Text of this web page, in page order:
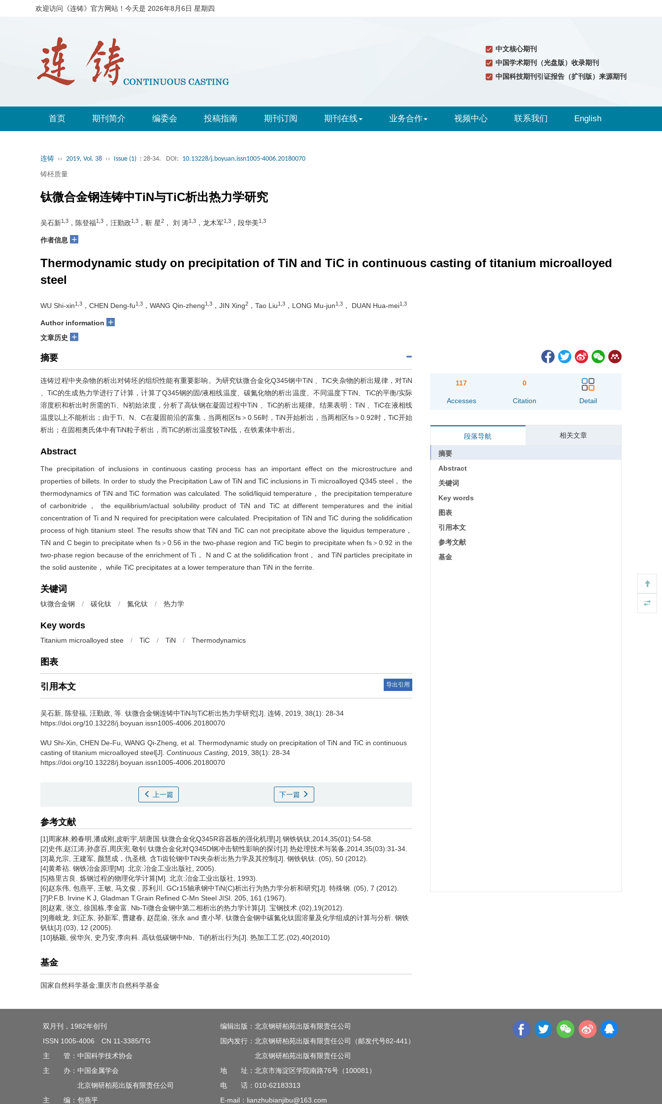
欢迎访问《连铸》官方网站！今天是 2026年8月6日 星期四
中文核心期刊
中国学术期刊（光盘版）收录期刊
中国科技期刊引证报告（扩刊版）来源期刊
首页 期刊简介 编委会 投稿指南 期刊订阅 期刊在线 业务合作 视频中心 联系我们 English
连铸 ›› 2019, Vol. 38 ›› Issue (1) : 28-34. DOI: 10.13228/j.boyuan.issn1005-4006.20180070
铸柸质量
钛微合金钢连铸中TiN与TiC析出热力学研究
吴石新1,3 ，陈登福1,3 ，汪勤政1,3 ，靳 星2 ， 刘 涛1,3 ，龙木军1,3 ，段华美1,3
作者信息 +
Thermodynamic study on precipitation of TiN and TiC in continuous casting of titanium microalloyed
steel
WU Shi-xin1,3 ，CHEN Deng-fu1,3 ，WANG Qin-zheng1,3 ，JIN Xing2 ，Tao Liu1,3 ，LONG Mu-jun1,3 ， DUAN Hua-mei1,3
Author information +
文章历史 +
摘要
连铸过程中夹杂物的析出对铸坯的组织性能有重要影响。为研究钛微合金化Q345钢中TiN 、TiC夹杂物的析出规律，对TiN
、TiC的生成热力学进行了计算，计算了Q345钢的固/液相线温度、碳氮化物的析出温度、不同温度下TiN、TiC的平衡/实际
溶度积和析出时所需的Ti、N初始浓度，分析了高钛钢在凝固过程中TiN 、TiC的析出规律。结果表明：TiN 、TiC在液相线
温度以上不能析出；由于Ti、N、C在凝固前沿的富集，当两相区fs＞0.56时，TiN开始析出，当两相区fs＞0.92时，TiC开始
析出；在固相奥氏体中有TiN粒子析出，而TiC的析出温度较TiN低，在铁素体中析出。
Abstract
The precipitation of inclusions in continuous casting process has an important effect on the microstructure and
properties of billets. In order to study the Precipitation Law of TiN and TiC inclusions in Ti microalloyed Q345 steel， the
thermodynamics of TiN and TiC formation was calculated. The solid/liquid temperature， the precipitation temperature
of carbonitride， the equilibrium/actual solubility product of TiN and TiC at different temperatures and the initial
concentration of Ti and N required for precipitation were calculated. Precipitation of TiN and TiC during the solidification
process of high titanium steel. The results show that TiN and TiC can not precipitate above the liquidus temperature，
TiN and C begin to precipitate when fs＞0.56 in the two-phase region and TiC begin to precipitate when fs＞0.92 in the
two-phase region because of the enrichment of Ti， N and C at the solidification front， and TiN particles precipitate in
the solid austenite， while TiC precipitates at a lower temperature than TiN in the ferrite.
关键词
钛微合金钢 / 碳化钛 / 氮化钛 / 热力学
Key words
Titanium microalloyed stee / TiC / TiN / Thermodynamics
图表
引用本文 导出引用
吴石新 陈登福 汪勤政 等 钛微合金钢连铸中TiN与TiC析出热力学研究[J]. 连铸, 2019, 38(1): 28-34
https://doi.org/10.13228/j.boyuan.issn1005-4006.20180070
WU Shi-Xin CHEN De-Fu WANG Qi-Zheng et al Thermodynamic study on precipitation of TiN and TiC in continuous
casting of titanium microalloyed steel[J]. Continuous Casting , 2019, 38(1): 28-34
https://doi.org/10.13228/j.boyuan.issn1005-4006.20180070
上一篇 下一篇
参考文献
[1]周家林,赖春明,潘成刚,皮昕宇,胡唐国.钛微合金化Q345R容器板的强化机理[J].钢铁钒钛,2014,35(01):54-58.
[2]史伟,赵江涛,孙彦百,周庆宪,敬钊.钛微合金化对Q345D钢冲击韧性影响的探讨[J].热处理技术与装备,2014,35(03):31-34.
[3]葛允宗, 王建军, 颜慧成，仇圣桃. 含Ti齿轮钢中TiN夹杂析出热力学及其控制[J]. 钢铁钒钛. (05), 50 (2012).
[4]黄希祜. 钢铁冶金原理[M]. 北京:冶金工业出版社, 2005).
[5]格里古良. 炼钢过程的物理化学计算[M]. 北京:冶金工业出版社, 1993).
[6]赵东伟, 包燕平, 王敏, 马文俊 , 苏利川. GCr15轴承钢中TiN(C)析出行为热力学分析和研究[J]. 特殊钢. (05), 7 (2012).
[7]P.F.B. Irvine K J, Gladman T.Grain Refined C-Mn Steel JISI. 205, 161 (1967).
[8]赵素, 张立, 徐国栋,李金富. Nb-Ti微合金钢中第二相析出的热力学计算[J]. 宝钢技术.(02),19(2012).
[9]雍岐龙, 刘正东, 孙新军, 曹建春, 赵昆渝, 张永 and 查小琴. 钛微合金钢中碳氮化钛固溶量及化学组成的计算与分析. 钢铁
钒钛[J].(03), 12 (2005).
[10]杨颖, 侯华兴, 史乃安,李向科. 高钛低碳钢中Nb、Ti的析出行为[J]. 热加工工艺.(02),40(2010)
基金
国家自然科学基金;重庆市自然科学基金
117
Accesses
0
Citation Detail
段落导航 相关文章
摘要
Abstract
关键词
Key words
图表
引用本文
参考文献
基金
双月刊，1982年创刊
ISSN 1005-4006 CN 11-3385/TG
主 管：中国科学技术协会
主 办：中国金属学会
北京钢研柏苑出版有限责任公司
主 编：包燕平
编辑出版：北京钢研柏苑出版有限责任公司
国内发行：北京钢研柏苑出版有限责任公司（邮发代号82-441）
北京钢研柏苑出版有限责任公司
地 址：北京市海淀区学院南路76号（100081）
电 话：010-62183313
E-mail：lianzhubianjibu@163.com